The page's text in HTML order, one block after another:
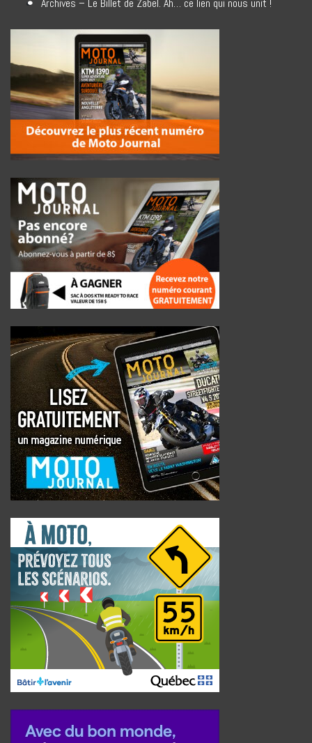
Archives – Le Billet de Zabel. Ah… ce lien qui nous unit !